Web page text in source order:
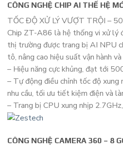
CÔNG NGHỆ CHIP AI THẾ HỆ
TỐC ĐỘ XỬ LÝ VƯỢT TRỘI –
Chip ZT-A86 là hệ thống vi xử lý
thị trường được trang bị AI NPU
tô, nâng cao hiệu suất vận hành
– Hiệu năng cực khủng, đạt tới
– Tự động điều chỉnh tốc độ
nhu cầu, tối ưu tiết kiệm điện và
– Trang bị CPU xung nhịp
CÔNG NGHỆ CAMERA 360 – 8